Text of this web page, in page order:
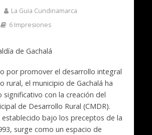
La Guia Cundinamarca
6 Impresiones
de Gachalá
por promover el desarrollo integral
rural, el municipio de Gachalá ha
significativo con la creación del
de Desarrollo Rural (CMDR).
establecido bajo los preceptos de la
surge como un espacio de